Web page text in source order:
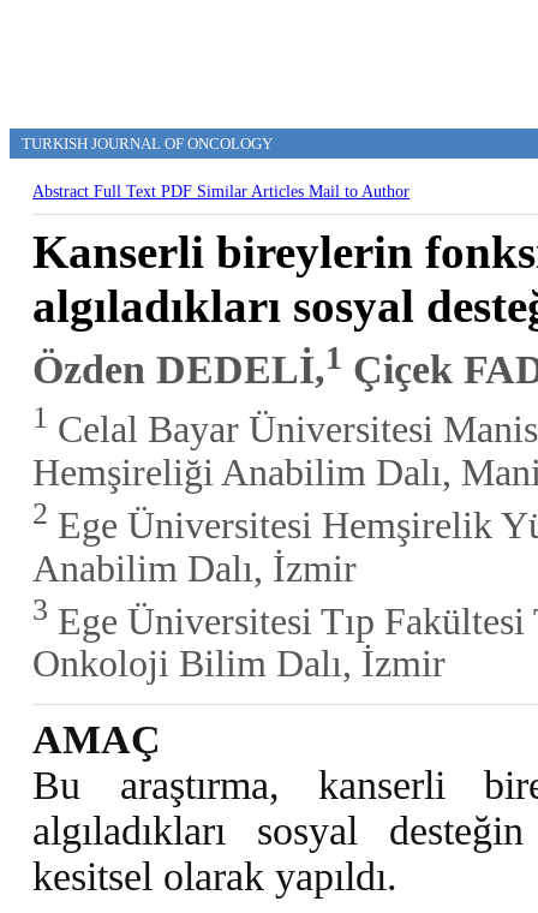
TURKISH JOURNAL OF ONCOLOGY
AbstractFull TextPDF Similar ArticlesMail to Author
Kanserli bireylerin
algıladıkları sosyal
Özden DEDELİ,1 Çiçek
1 Celal Bayar Üniversitesi
Hemşireliği Anabilim Dalı,
2 Ege Üniversitesi Hemşirelik
Anabilim Dalı, İzmir
3 Ege Üniversitesi Tıp
Onkoloji Bilim Dalı, İzmir
AMAÇ
Bu araştırma, kanserli
algıladıkları sosyal
kesitsel olarak yapıldı.